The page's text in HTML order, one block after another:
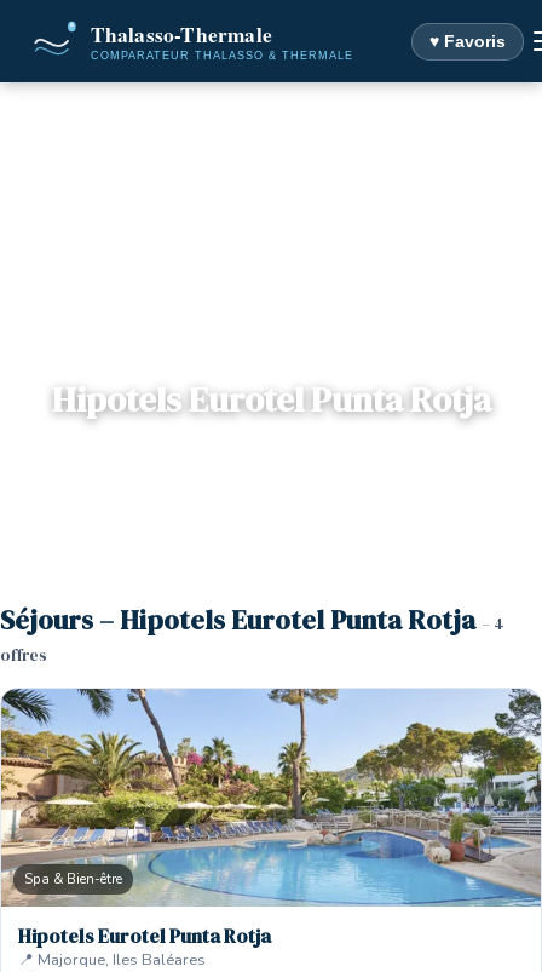
♥ Favoris
Hipotels Eurotel Punta Rotja
Séjours – Hipotels Eurotel Punta Rotja – 4
offres
Spa & Bien-être
Hipotels Eurotel Punta Rotja
📍 Majorque, Iles Baléares